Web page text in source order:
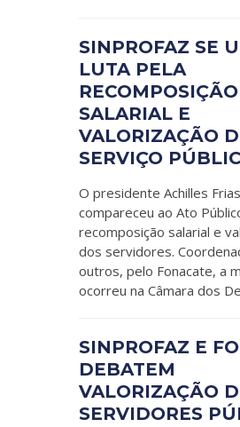
SINPROFAZ SE
LUTA PELA
RECOMPOSIÇÃO
SALARIAL E
VALORIZAÇÃO
SERVIÇO
O presidente Achilles Frias
compareceu ao Ato
recomposição salarial e
dos servidores.
outros, pelo Fonacate, a
ocorreu na Câmara dos
SINPROFAZ E
DEBATEM
VALORIZAÇÃO
SERVIDORES